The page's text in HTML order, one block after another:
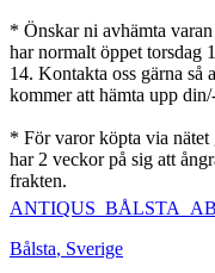
* Önskar ni avhämta
har normalt öppet torsdag
14. Kontakta oss gärna så
kommer att hämta upp
* För varor köpta via nätet
har 2 veckor på sig att
frakten.
ANTIQUS_BÅLSTA_AB
Bålsta, Sverige